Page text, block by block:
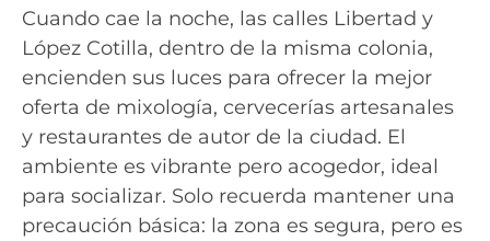
Cuando cae la noche, las calles Libertad y
López Cotilla, dentro de la misma colonia,
encienden sus luces para ofrecer la mejor
oferta de mixología, cervecerías artesanales
y restaurantes de autor de la ciudad. El
ambiente es vibrante pero acogedor, ideal
para socializar. Solo recuerda mantener una
precaución básica: la zona es segura, pero es